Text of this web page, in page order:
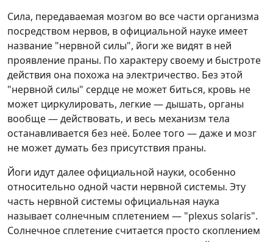
Сила, передаваемая мозгом во все части организма
посредством нервов, в официальной науке имеет
название "нервной силы", йоги же видят в ней
проявление праны. По характеру своему и быстроте
действия она похожа на электричество. Без этой
"нервной силы" сердце не может биться, кровь не
может циркулировать, легкие — дышать, органы
вообще — действовать, и весь механизм тела
останавливается без неё. Более того — даже и мозг
не может думать без присутствия праны.
Йоги идут далее официальной науки, особенно
относительно одной части нервной системы. Эту
часть нервной системы официальная наука
называет солнечным сплетением — "plexus solaris".
Солнечное сплетение считается просто скоплением